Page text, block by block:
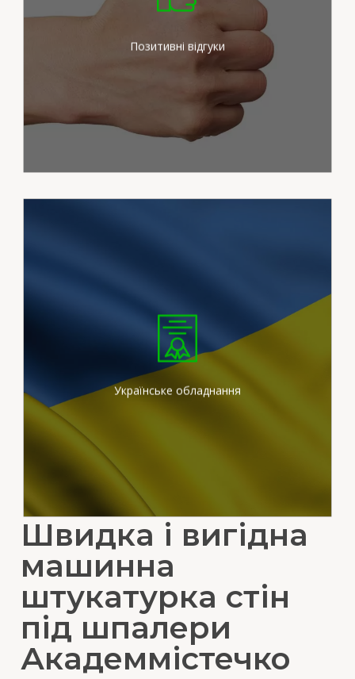
Позитивні відгуки
зусиль для задоволення
потреб наших клієнтів
Українське обладнання
Ми працюємо на
сертифікованих
штукатурних станціях
вітчизняного виробника
Швидка і вигідна
машинна
штукатурка стін
під шпалери
Академмістечко